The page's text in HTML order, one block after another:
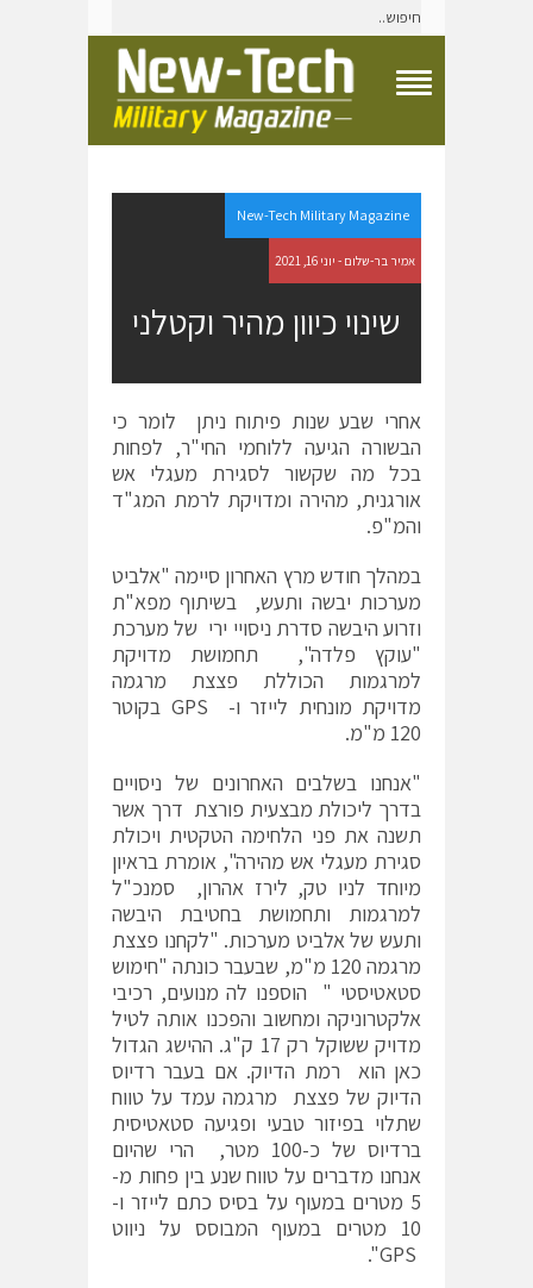
g
l
e
N
a
i
n
M
e
n
u
New-Tech Military Magazine
אמיר בר-שלום - יוני 16, 2021
שינוי כיוון מהיר וקטלני
אחרי שבע שנות פיתוח ניתן לומר כי
הבשורה הגיעה ללוחמי החי"ר, לפחות
בכל מה שקשור לסגירת מעגלי אש
אורגנית, מהירה ומדויקת לרמת המג"ד
והמ"פ.
במהלך חודש מרץ האחרון סיימה "אלביט
מערכות יבשה ותעש, בשיתוף מפא"ת
וזרוע היבשה סדרת ניסויי ירי של מערכת
"עוקץ פלדה", תחמושת מדויקת
למרגמות הכוללת פצצת מרגמה
מדויקת מונחית לייזר ו- GPS בקוטר
120 מ"מ.
"אנחנו בשלבים האחרונים של ניסויים
בדרך ליכולת מבצעית פורצת דרך אשר
תשנה את פני הלחימה הטקטית ויכולת
סגירת מעגלי אש מהירה", אומרת בראיון
מיוחד לניו טק, לירז אהרון, סמנכ"ל
למרגמות ותחמושת בחטיבת היבשה
ותעש של אלביט מערכות. "לקחנו פצצת
מרגמה 120 מ"מ, שבעבר כונתה "חימוש
סטאטיסטי " הוספנו לה מנועים, רכיבי
אלקטרוניקה ומחשוב והפכנו אותה לטיל
מדויק ששוקל רק 17 ק"ג. ההישג הגדול
כאן הוא רמת הדיוק. אם בעבר רדיוס
הדיוק של פצצת מרגמה עמד על טווח
שתלוי בפיזור טבעי ופגיעה סטאטיסית
ברדיוס של כ-100 מטר, הרי שהיום
אנחנו מדברים על טווח שנע בין פחות מ-
5 מטרים במעוף על בסיס כתם לייזר ו-
10 מטרים במעוף המבוסס על ניווט